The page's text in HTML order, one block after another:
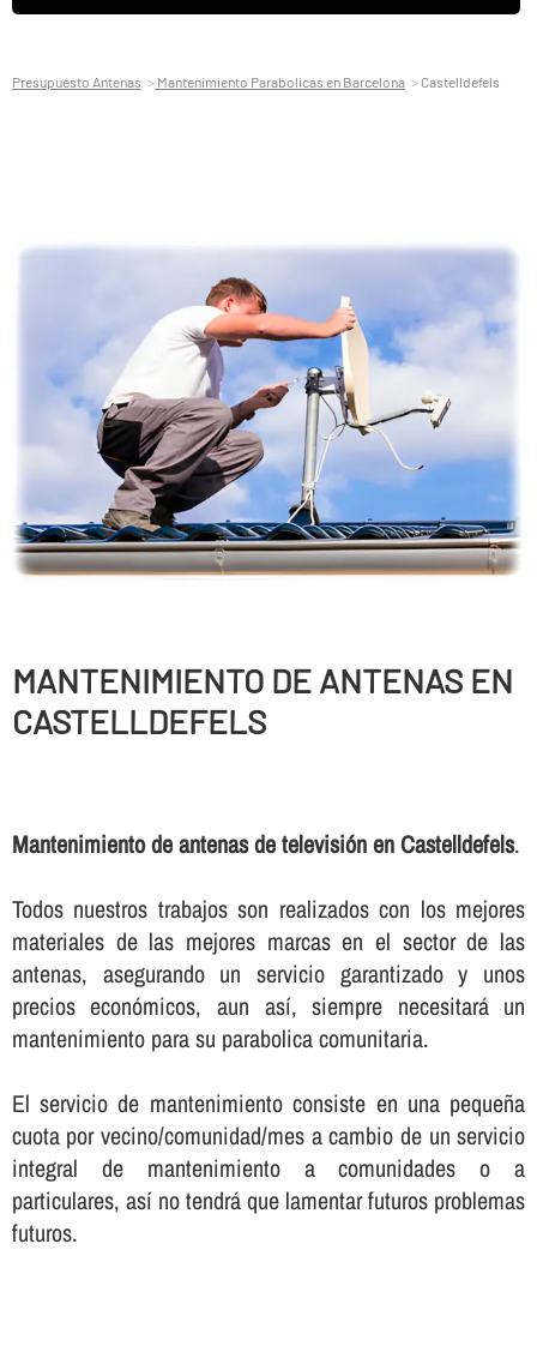
Presupuesto Antenas Mantenimiento Parabolicas en Barcelona Castelldefels
MANTENIMIENTO DE ANTENAS EN
CASTELLDEFELS
Mantenimiento de antenas de televisión en Castelldefels.
Todos nuestros trabajos son realizados con los mejores
materiales de las mejores marcas en el sector de las
antenas, asegurando un servicio garantizado y unos
precios económicos, aun así­, siempre necesitará un
mantenimiento para su parabolica comunitaria.
El servicio de mantenimiento consiste en una pequeña
cuota por vecino/comunidad/mes a cambio de un servicio
integral de mantenimiento a comunidades o a
particulares, así­ no tendrá que lamentar futuros problemas
futuros.